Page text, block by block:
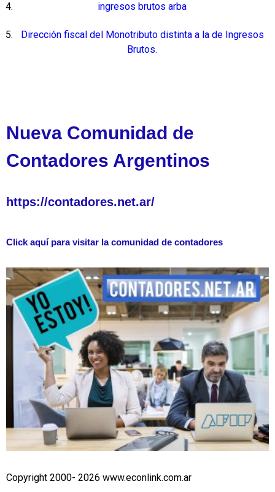
ingresos brutos arba
Dirección fiscal del Monotributo distinta a la de Ingresos
Brutos.
Nueva Comunidad de
Contadores Argentinos
https://contadores.net.ar/
Click aquí para visitar la comunidad de contadores
Copyright 2000- 2026 www.econlink.com.ar